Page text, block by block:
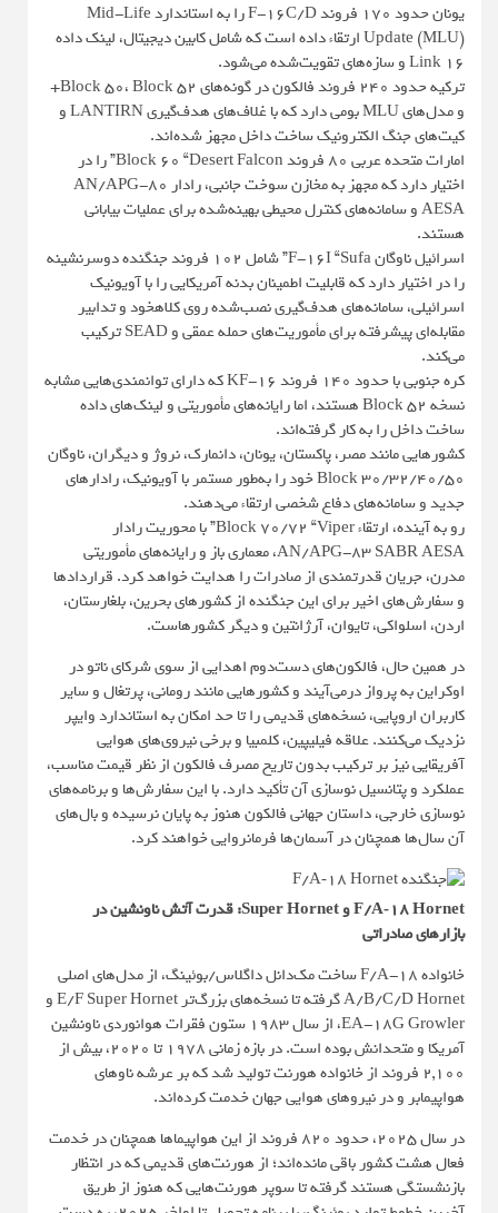
یونان حدود ۱۷۰ فروند F-16C/D را به استاندارد Mid-Life
Update (MLU) ارتقاء داده است که شامل کابین دیجیتال، لینک داده
Link 16 و سازه‌های تقویت‌شده می‌شود.
ترکیه حدود ۲۴۰ فروند فالکون در گونه‌های Block 50، Block 52+
و مدل‌های MLU بومی دارد که با غلاف‌های هدف‌گیری LANTIRN و
کیت‌های جنگ الکترونیک ساخت داخل مجهز شده‌اند.
امارات متحده عربی ۸۰ فروند Block 60 “Desert Falcon” را در
اختیار دارد که مجهز به مخازن سوخت جانبی، رادار AN/APG-80
AESA و سامانه‌های کنترل محیطی بهینه‌شده برای عملیات بیابانی
هستند.
اسرائیل ناوگان F-16I “Sufa” شامل ۱۰۲ فروند جنگنده دو‌سرنشینه
را در اختیار دارد که قابلیت اطمینان بدنه آمریکایی را با آویونیک
اسرائیلی، سامانه‌های هدف‌گیری نصب‌شده روی کلاهخود و تدابیر
مقابله‌ای پیشرفته برای مأموریت‌های حمله عمقی و SEAD ترکیب
می‌کند.
کره جنوبی با حدود ۱۴۰ فروند KF-16 که دارای توانمندی‌هایی مشابه
نسخه Block 52 هستند، اما رایانه‌های مأموریتی و لینک‌های داده
ساخت داخل را به کار گرفته‌اند.
کشورهایی مانند مصر، پاکستان، یونان، دانمارک، نروژ و دیگران، ناوگان
Block 30/32/40/50 خود را به‌طور مستمر با آویونیک، رادارهای
جدید و سامانه‌های دفاع شخصی ارتقاء می‌دهند.
رو به آینده، ارتقاء Block 70/72 “Viper” با محوریت رادار
AN/APG-83 SABR AESA، معماری باز و رایانه‌های مأموریتی
مدرن، جریان قدرتمندی از صادرات را هدایت خواهد کرد. قراردادها
و سفارش‌های اخیر برای این جنگنده از کشورهای بحرین، بلغارستان،
اردن، اسلواکی، تایوان، آرژانتین و دیگر کشورهاست.
در همین حال، فالکون‌های دست‌دوم اهدایی از سوی شرکای ناتو در
اوکراین به پرواز درمی‌آیند و کشورهایی مانند رومانی، پرتغال و سایر
کاربران اروپایی، نسخه‌های قدیمی را تا حد امکان به استاندارد وایپر
نزدیک می‌کنند. علاقه فیلیپین، کلمبیا و برخی نیروی‌های هوایی
آفریقایی نیز بر ترکیب بدون تاریخ مصرف فالکون از نظر قیمت مناسب،
عملکرد و پتانسیل نوسازی آن تأکید دارد. با این سفارش‌ها و برنامه‌های
نوسازی خارجی، داستان جهانی فالکون هنوز به پایان نرسیده و بال‌های
آن سال‌ها همچنان در آسمان‌ها فرمانروایی خواهند کرد.
F/A‑۱۸ Hornet و Super Hornet: قدرت آتش ناونشین در
بازارهای صادراتی
خانواده F/A-18 ساخت مک‌دانل داگلاس/بوئینگ، از مدل‌های اصلی
A/B/C/D Hornet گرفته تا نسخه‌های بزرگ‌تر E/F Super Hornet و
EA-18G Growler، از سال ۱۹۸۳ ستون فقرات هوانوردی ناونشین
آمریکا و متحدانش بوده است. در بازه زمانی ۱۹۷۸ تا ۲۰۲۰، بیش از
۲,۱۰۰ فروند از خانواده هورنت تولید شد که بر عرشه ناوهای
هواپیمابر و در نیروهای هوایی جهان خدمت کرده‌اند.
در سال ۲۰۲۵، حدود ۸۲۰ فروند از این هواپیماها همچنان در خدمت
فعال هشت کشور باقی مانده‌اند؛ از هورنت‌های قدیمی که در انتظار
بازنشستگی هستند گرفته تا سوپر هورنت‌هایی که هنوز از طریق